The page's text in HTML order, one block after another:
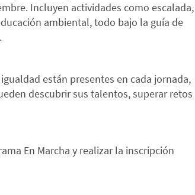
Incluyen actividades como escalada,
ambiental, todo bajo la guía de
están presentes en cada jornada,
descubrir sus talentos, superar retos
En Marcha y realizar la inscripción